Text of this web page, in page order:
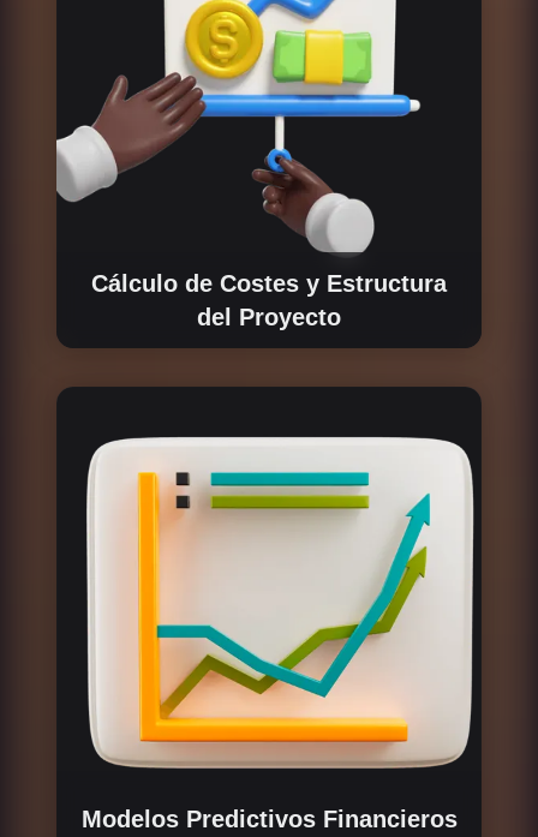
Cálculo de Costes y Estructura
del Proyecto
Evaluamos todas las opciones para el
Modelos Predictivos Financieros